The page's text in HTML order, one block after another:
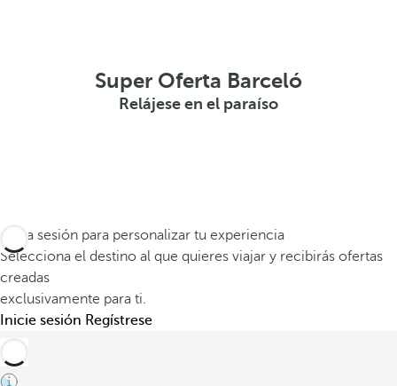
Super Oferta Barceló
Relájese en el paraíso
Inicia sesión para personalizar tu experiencia
Selecciona el destino al que quieres viajar y recibirás ofertas
creadas
exclusivamente para ti.
Inicie sesión Regístrese